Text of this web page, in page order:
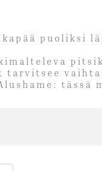
puoliksi
tarvitsee
tässä